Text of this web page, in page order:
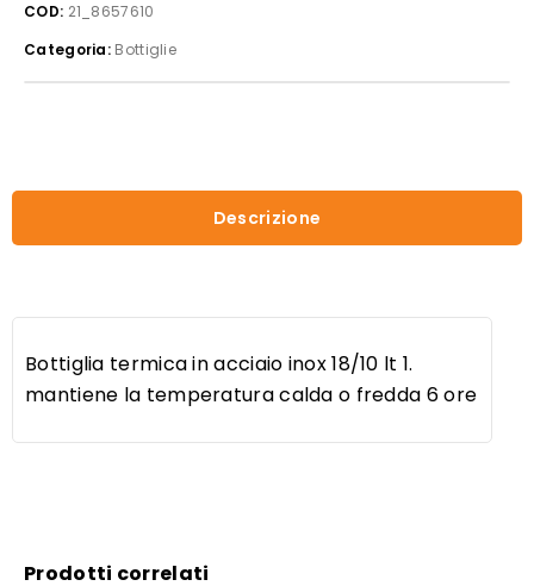
COD: 21_8657610
Categoria: Bottiglie
Descrizione
Bottiglia termica in acciaio inox 18/10 lt 1.
mantiene la temperatura calda o fredda 6 ore
Prodotti correlati